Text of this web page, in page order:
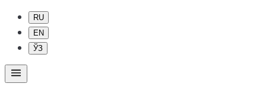
RU
EN
ЎЗ